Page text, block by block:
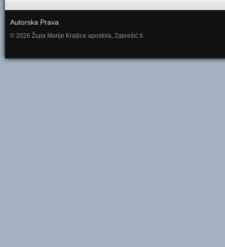
Autorska Prava
© 2026 Župa Marije Kraljice apostola, Zaprešić II.